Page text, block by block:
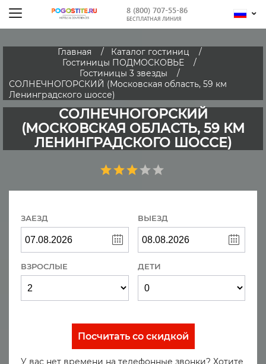
8 (800) 707-55-86
БЕСПЛАТНАЯ ЛИНИЯ
Главная
Каталог гостиниц
Гостиницы ПОДМОСКОВЬЕ
Гостиницы 3 звезды
СОЛНЕЧНОГОРСКИЙ (Московская область, 59 км
Ленинградского шоссе)
СОЛНЕЧНОГОРСКИЙ
(МОСКОВСКАЯ ОБЛАСТЬ, 59 КМ
ЛЕНИНГРАДСКОГО ШОССЕ)
ЗАЕЗД ВЫЕЗД
ВЗРОСЛЫЕ ДЕТИ
Посчитать со скидкой
У вас нет времени на телефонные звонки? Хотите